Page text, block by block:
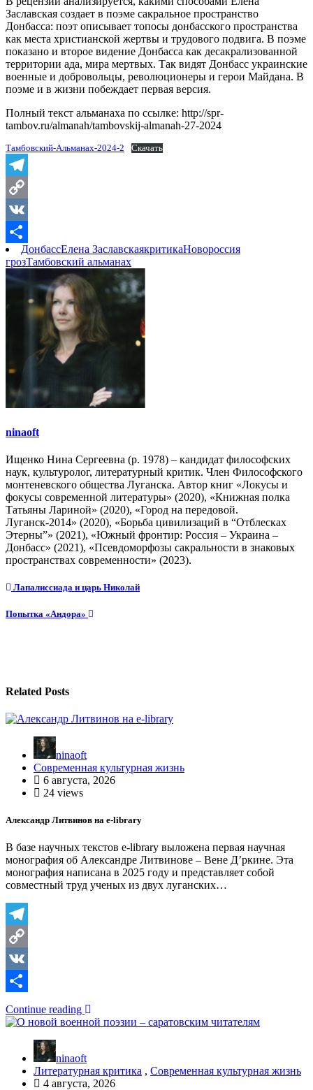
Заславская создает в поэме сакральное пространство
Донбасса: поэт описывает топосы донбасского пространства
как места христианской жертвы и трудового подвига. В поэме
показано и второе видение Донбасса как десакрализованной
территории ада, мира мертвых. Так видят Донбасс украинские
военные и добровольцы, революционеры и герои Майдана. В
поэме и в жизни побеждает первая версия.
Полный текст альманаха по ссылке: http://spr-
tambov.ru/almanah/tambovskij-almanah-27-2024
Тамбовский-Альманах-2024-2 Скачать
Telegram
Copy
Link
VK
Отправить
ДонбассЕлена ЗаславскаякритикаНовороссия
грозТамбовский альманах
ninaoft
Ищенко Нина Сергеевна (р. 1978) – кандидат философских
наук, культуролог, литературный критик. Член Философского
монтеневского общества Луганска. Автор книг «Локусы и
фокусы современной литературы» (2020), «Книжная полка
Татьяны Лариной» (2020), «Город на передовой.
Луганск-2014» (2020), «Борьба цивилизаций в “Отблесках
Этерны”» (2021), «Южный фронтир: Россия – Украина –
Донбасс» (2021), «Псевдоморфозы сакральности в знаковых
пространствах современности» (2023).
Навигация
по
Лапалиссиада и царь Николай
Попытка «Андора»
Related Posts
ninaoft
Современная культурная жизнь
6 августа, 2026
24 views
Александр Литвинов на e-library
В базе научных текстов e-library выложена первая научная
монография об Александре Литвинове – Вене Д’ркине. Эта
монография написана в 2025 году и представляет собой
совместный труд ученых из двух луганских…
Telegram
Copy
Link
VK
Отправить
Continue reading
ninaoft
Литературная критика , Современная культурная жизнь
4 августа, 2026